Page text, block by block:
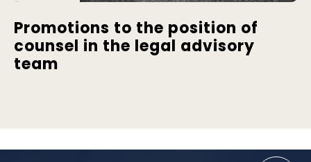
Promotions to the position of
counsel in the legal advisory
team